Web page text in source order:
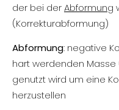
der bei derAbformung
(Korrekturabformung)
Abformung: negative
hart werdenden Masse
genutzt wird um eine
herzustellen